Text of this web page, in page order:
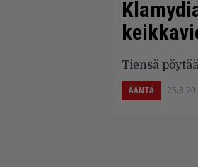
Tiensä
ÄÄNTÄ